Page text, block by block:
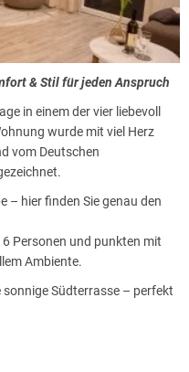
& Stil für jeden Anspruch
in einem der vier liebevoll
wurde mit viel Herz
vom Deutschen
– hier finden Sie genau den
Personen und punkten mit
Ambiente.
sonnige Südterrasse – perfekt
Wohlfühloase über den